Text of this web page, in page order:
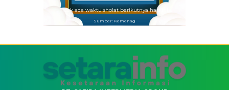
Tidak ada waktu sholat berikutnya hari ini.
Sumber: Kemenag